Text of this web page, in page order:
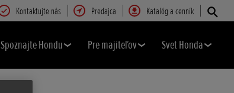
Kontaktujte nás Predajca Katalóg a cenník
Spoznajte Hondu Pre majiteľov Svet Honda